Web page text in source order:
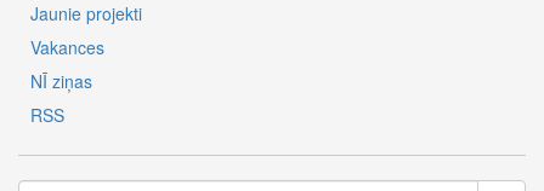
Jaunie projekti
Vakances
NĪ ziņas
RSS